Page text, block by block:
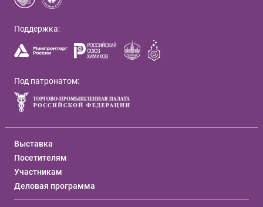
Поддержка:
Под патронатом:
Выставка
Посетителям
Участникам
Деловая программа